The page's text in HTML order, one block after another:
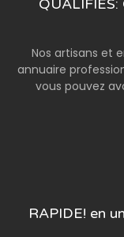
QUALIFIÉS:
Nos artisans et
annuaire
vous pouvez
RAPIDE! en